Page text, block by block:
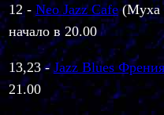
12 - Neo Jazz Cafe(Муха
начало в 20.00
13,23 -Jazz Blues Френия
21.00